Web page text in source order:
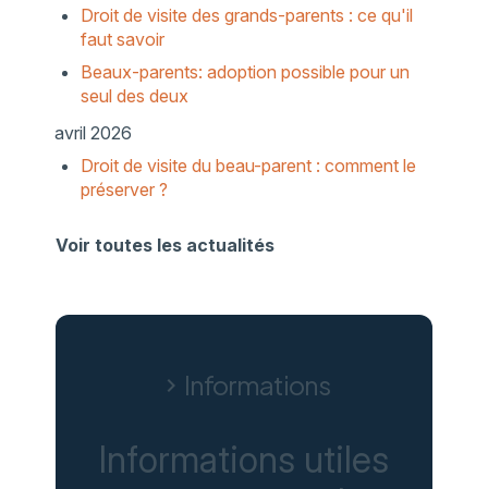
Droit de visite des grands-parents : ce qu'il
faut savoir
Beaux-parents: adoption possible pour un
seul des deux
avril 2026
Droit de visite du beau-parent : comment le
préserver ?
Voir toutes les actualités
chevron_right Informations
Informations utiles